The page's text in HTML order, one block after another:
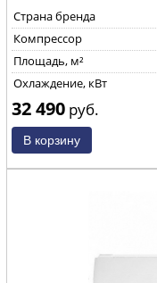
Страна бренда
Компрессор
Площадь, м²
Охлаждение, кВт
32 490 руб.